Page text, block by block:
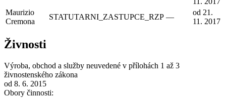
Maurizio
Cremona
STATUTARNI_ZASTUPCE_RZP —
od 21.
11. 2017
Živnosti
Výroba, obchod a služby neuvedené v přílohách 1 až 3
živnostenského zákona
od 8. 6. 2015
Obory činnosti: